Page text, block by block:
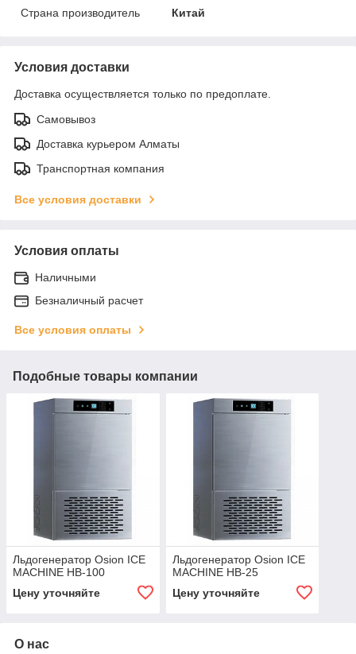
Страна производитель Китай
Условия доставки
Доставка осуществляется только по предоплате.
Самовывоз
Доставка курьером Алматы
Транспортная компания
Все условия доставки
Условия оплаты
Наличными
Безналичный расчет
Все условия оплаты
Подобные товары компании
Льдогенератор Osion ICE
MACHINE HB-100
Цену уточняйте
Льдогенератор Osion ICE
MACHINE HB-25
Цену уточняйте
О нас